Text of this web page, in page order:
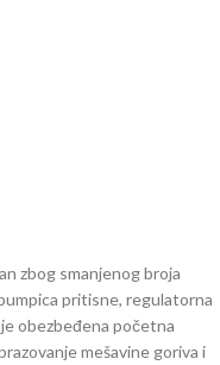
zbog smanjenog broja
pritisne, regulatorna
obezbeđena početna
mešavine goriva i